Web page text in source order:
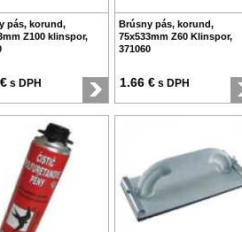
pás, korund,
Z100 klinspor,
s DPH
Brúsny pás, korund,
75x533mm Z60 Klinspor,
371060
1.66 € s DPH